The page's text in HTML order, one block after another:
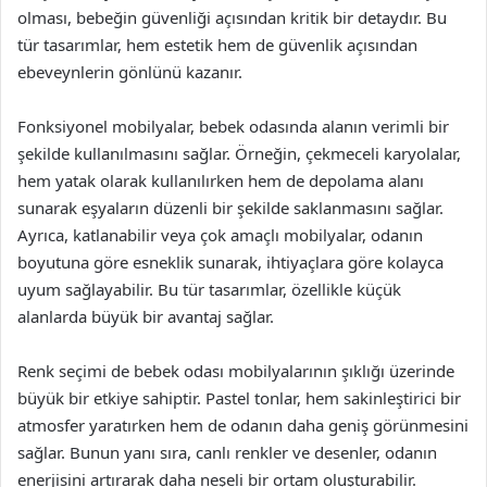
olması, bebeğin güvenliği açısından kritik bir detaydır. Bu
tür tasarımlar, hem estetik hem de güvenlik açısından
ebeveynlerin gönlünü kazanır.
Fonksiyonel mobilyalar, bebek odasında alanın verimli bir
şekilde kullanılmasını sağlar. Örneğin, çekmeceli karyolalar,
hem yatak olarak kullanılırken hem de depolama alanı
sunarak eşyaların düzenli bir şekilde saklanmasını sağlar.
Ayrıca, katlanabilir veya çok amaçlı mobilyalar, odanın
boyutuna göre esneklik sunarak, ihtiyaçlara göre kolayca
uyum sağlayabilir. Bu tür tasarımlar, özellikle küçük
alanlarda büyük bir avantaj sağlar.
Renk seçimi de bebek odası mobilyalarının şıklığı üzerinde
büyük bir etkiye sahiptir. Pastel tonlar, hem sakinleştirici bir
atmosfer yaratırken hem de odanın daha geniş görünmesini
sağlar. Bunun yanı sıra, canlı renkler ve desenler, odanın
enerjisini artırarak daha neşeli bir ortam oluşturabilir.